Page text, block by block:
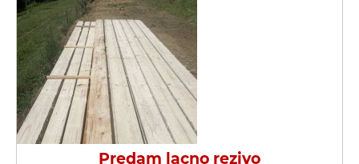
Predam lacno rezivo